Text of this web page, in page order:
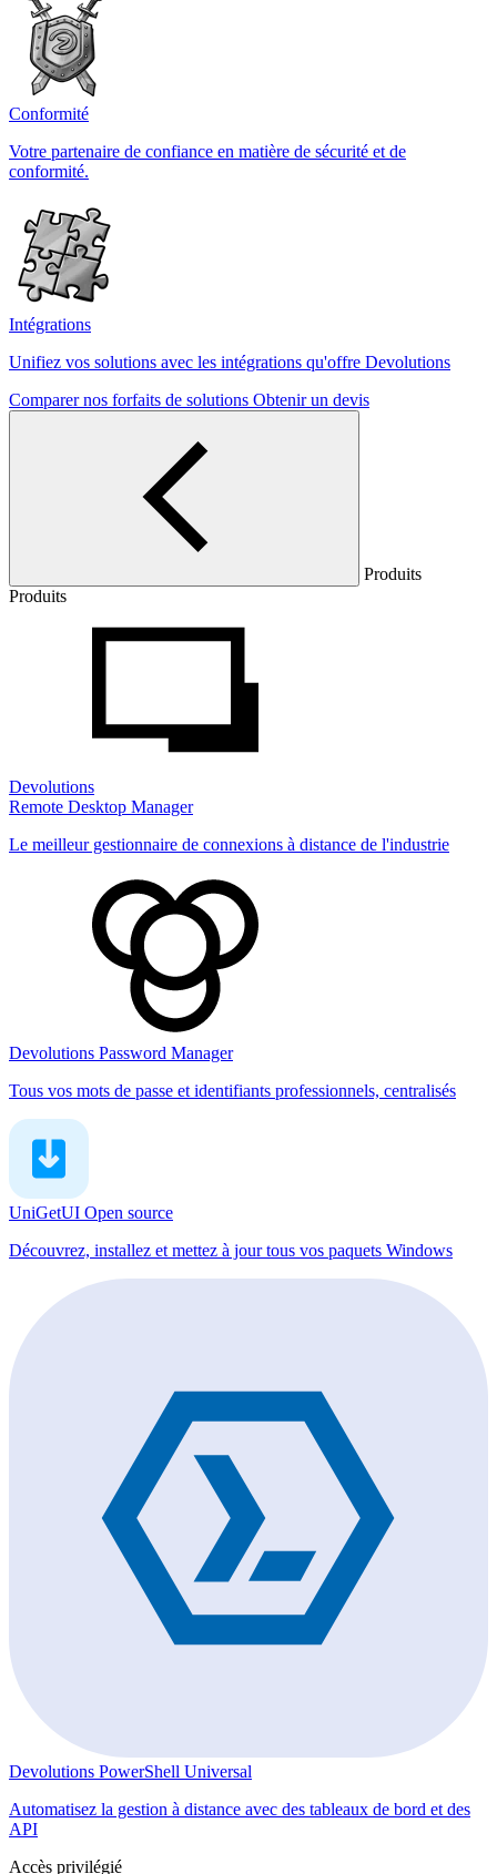
Conformité
Votre partenaire de confiance en matière de sécurité et de
conformité.
Intégrations
Unifiez vos solutions avec les intégrations qu'offre Devolutions
Comparer nos forfaits de solutions Obtenir un devis
Produits
Produits
Devolutions
Remote Desktop Manager
Le meilleur gestionnaire de connexions à distance de l'industrie
Devolutions Password Manager
Tous vos mots de passe et identifiants professionnels, centralisés
UniGetUI Open source
Découvrez, installez et mettez à jour tous vos paquets Windows
Devolutions PowerShell Universal
Automatisez la gestion à distance avec des tableaux de bord et des
API
Accès privilégié